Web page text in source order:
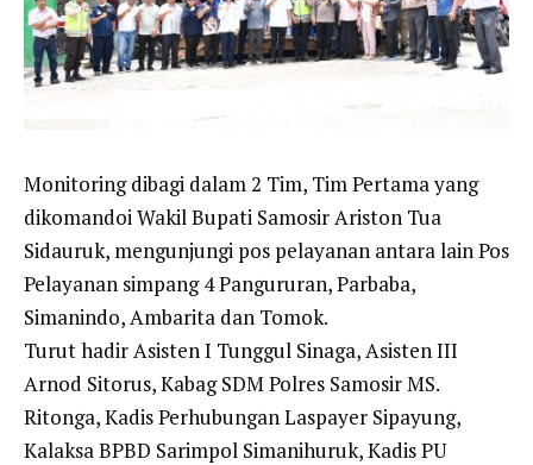
Monitoring dibagi dalam 2 Tim, Tim Pertama yang
dikomandoi Wakil Bupati Samosir Ariston Tua
Sidauruk, mengunjungi pos pelayanan antara lain Pos
Pelayanan simpang 4 Pangururan, Parbaba,
Simanindo, Ambarita dan Tomok.
Turut hadir Asisten I Tunggul Sinaga, Asisten III
Arnod Sitorus, Kabag SDM Polres Samosir MS.
Ritonga, Kadis Perhubungan Laspayer Sipayung,
Kalaksa BPBD Sarimpol Simanihuruk, Kadis PU